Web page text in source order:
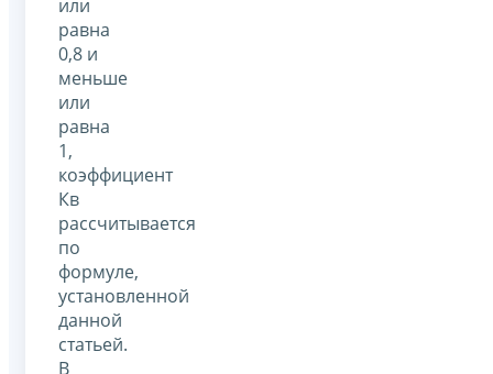
или
равна
0,8 и
меньше
или
равна
1,
коэффициент
Кв
рассчитывается
по
формуле,
установленной
данной
статьей.
В